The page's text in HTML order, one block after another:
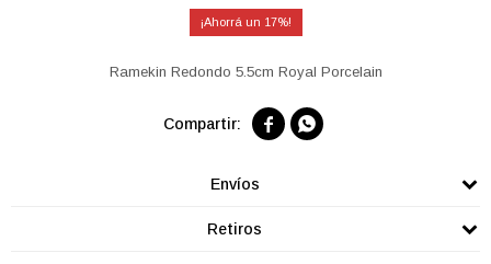
17
Ramekin Redondo 5.5cm Royal Porcelain
 
Envíos
Retiros